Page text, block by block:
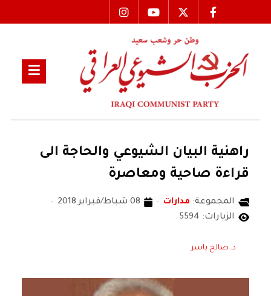
راهنية البيان الشيوعي والحاجة الى
قراءة صاحية ومعاصرة ‎
المجموعة: مدارات
08 شباط/فبراير 2018
الزيارات: 5594
د. صالح ياسر